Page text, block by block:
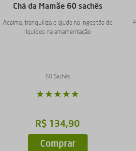
Chá da Mamãe 60 sachês
Acalma, tranquiliza e ajuda na ingestão de
líquidos na amamentação
60 Sachês
★★★★★
R$ 134,90
Comprar